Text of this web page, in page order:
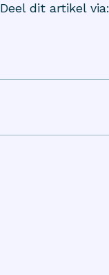
Deel dit artikel via: